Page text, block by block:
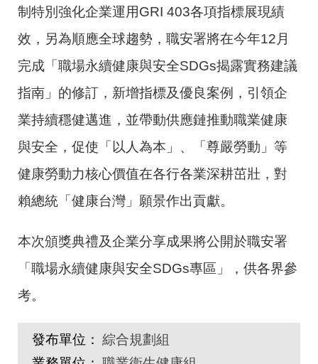
制特別強化企業運用GRI 403各項指標展現績
效，另為順應全球趨勢，職安署將在今年12月
完成「職場永續健康與安全SDGs揭露實務建議
指南」的修訂，新增指標及優良案例，引領企
業持續穩健邁進，並帶動供應鏈推動職業健康
與安全，促使「以人為本」、「尊嚴勞動」等
健康勞動力核心價值在各行各業深耕茁壯，對
賴總統「健康台灣」願景作出貢獻。
本次頒獎典禮及企業分享成果將公開於職安署
「職場永續健康與安全SDGs專區」，供各界參
考。
發布單位： 綜合規劃組